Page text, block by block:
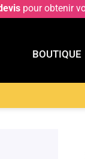
pour obtenir
BOUTIQUE